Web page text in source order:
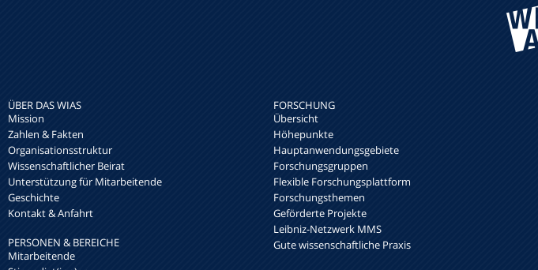
ÜBER DAS WIAS
Mission
Zahlen & Fakten
Organisationsstruktur
Wissenschaftlicher Beirat
Unterstützung für Mitarbeitende
Geschichte
Kontakt & Anfahrt
PERSONEN & BEREICHE
Mitarbeitende
FORSCHUNG
Übersicht
Höhepunkte
Hauptanwendungsgebiete
Forschungsgruppen
Flexible Forschungsplattform
Forschungsthemen
Geförderte Projekte
Leibniz-Netzwerk MMS
Gute wissenschaftliche Praxis